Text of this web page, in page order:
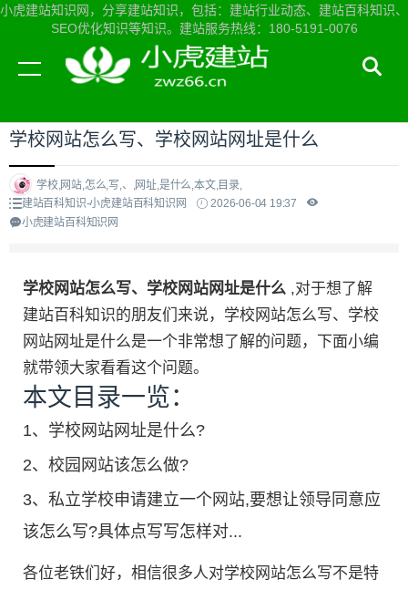
小虎建站知识网，分享建站知识，包括：建站行业动态、建站百科知识、
SEO优化知识等知识。建站服务热线：180-5191-0076
当前位置：小虎建站知识网首页>建站百科知识
学校网站怎么写、学校网站网址是什么
学校,网站,怎么,写,、,网址,是什么,本文,目录,
建站百科知识-小虎建站百科知识网
2026-06-04 19:37
小虎建站百科知识网
学校网站怎么写、学校网站网址是什么 ,对于想了解
建站百科知识的朋友们来说，学校网站怎么写、学校
网站网址是什么是一个非常想了解的问题，下面小编
就带领大家看看这个问题。
本文目录一览：
1、 学校网站网址是什么?
2、 校园网站该怎么做?
3、 私立学校申请建立一个网站,要想让领导同意应
该怎么写?具体点写写怎样对...
各位老铁们好，相信很多人对学校网站怎么写不是特